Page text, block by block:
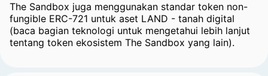
The Sandbox juga menggunakan standar token non-
fungible ERC-721 untuk aset LAND - tanah digital
(baca bagian teknologi untuk mengetahui lebih lanjut
tentang token ekosistem The Sandbox yang lain).